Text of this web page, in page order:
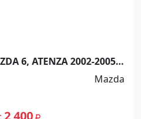
6, ATENZA 2002-2005
Mazda
2 400